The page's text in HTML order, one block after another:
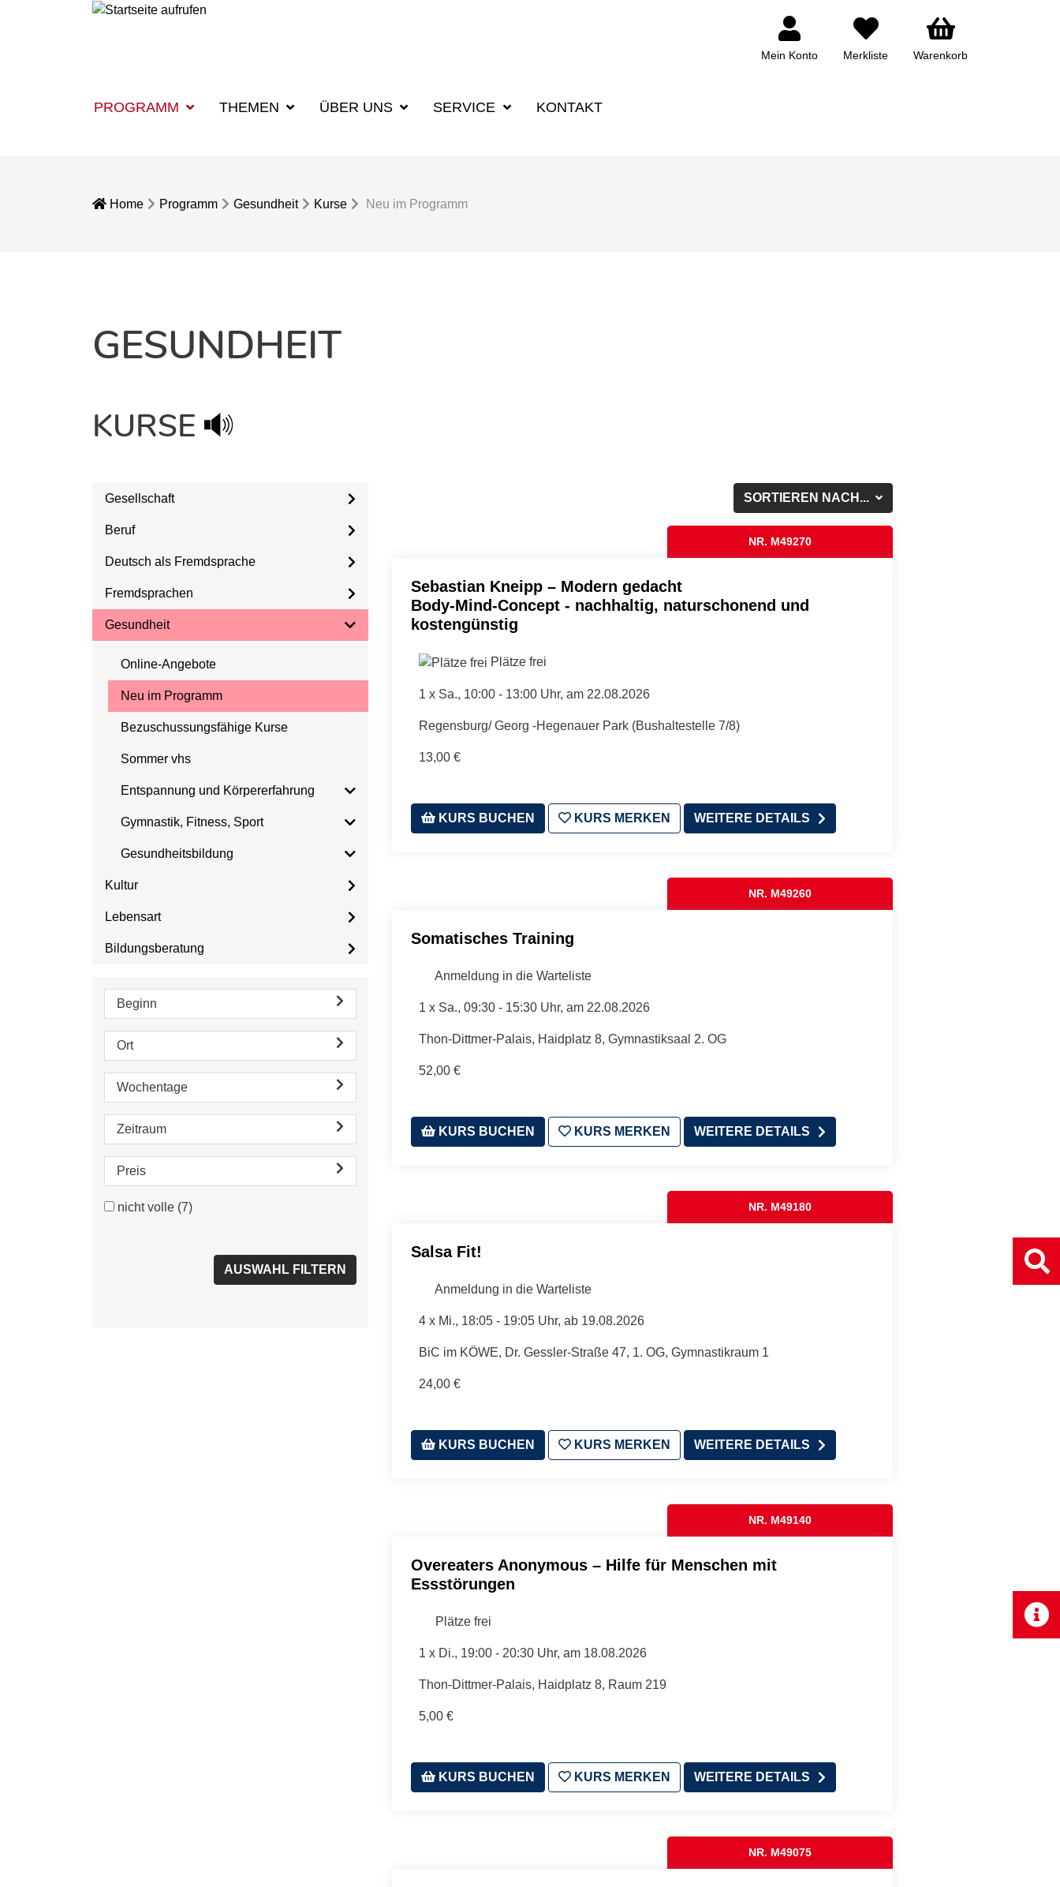
Mein Konto Merkliste Warenkorb
PROGRAMM THEMEN ÜBER UNS SERVICE KONTAKT
Home Programm Gesundheit Kurse Neu im Programm
GESUNDHEIT
KURSE
Gesellschaft
Beruf
Deutsch als Fremdsprache
Fremdsprachen
Gesundheit
Online-Angebote
Neu im Programm
Bezuschussungsfähige Kurse
Sommer vhs
Entspannung und Körpererfahrung
Gymnastik, Fitness, Sport
Gesundheitsbildung
Kultur
Lebensart
Bildungsberatung
Beginn
Ort
Wochentage
Zeitraum
Preis
nicht volle (7)
SORTIEREN NACH...
NR. M49270
Sebastian Kneipp – Modern gedacht
Body-Mind-Concept - nachhaltig, naturschonend und
kostengünstig
Plätze frei
1 x Sa., 10:00 - 13:00 Uhr, am 22.08.2026
Regensburg/ Georg -Hegenauer Park (Bushaltestelle 7/8)
13,00 €
KURS BUCHEN KURS MERKEN WEITERE DETAILS
NR. M49260
Somatisches Training
Anmeldung in die Warteliste
1 x Sa., 09:30 - 15:30 Uhr, am 22.08.2026
Thon-Dittmer-Palais, Haidplatz 8, Gymnastiksaal 2. OG
52,00 €
KURS BUCHEN KURS MERKEN WEITERE DETAILS
NR. M49180
Salsa Fit!
Anmeldung in die Warteliste
4 x Mi., 18:05 - 19:05 Uhr, ab 19.08.2026
BiC im KÖWE, Dr. Gessler-Straße 47, 1. OG, Gymnastikraum 1
24,00 €
KURS BUCHEN KURS MERKEN WEITERE DETAILS
NR. M49140
Overeaters Anonymous – Hilfe für Menschen mit
Essstörungen
Plätze frei
1 x Di., 19:00 - 20:30 Uhr, am 18.08.2026
Thon-Dittmer-Palais, Haidplatz 8, Raum 219
5,00 €
KURS BUCHEN KURS MERKEN WEITERE DETAILS
NR. M49075